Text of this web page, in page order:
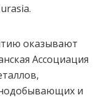
оказывают
Ассоциация
и